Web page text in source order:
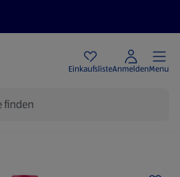
EinkaufslisteAnmeldenMenu